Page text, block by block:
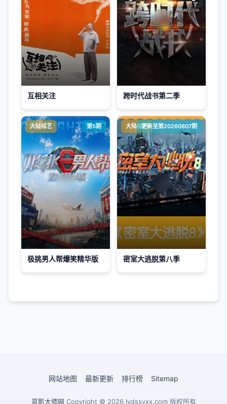
互相关注 跨时代战书第二季
大陆综艺 第5期
极挑男人帮爆笑精华版
大陆综艺更新至第20260807期
密室大逃脱第八季
网站地图 最新更新 排行榜 Sitemap
蓝影大师网 Copyright © 2026 lydssyxx.com 版权所有